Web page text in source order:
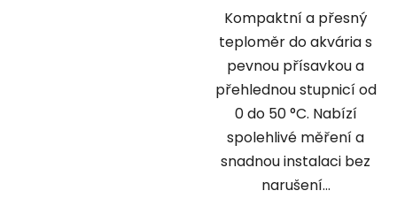
Kompaktní a přesný
teploměr do akvária s
pevnou přísavkou a
přehlednou stupnicí od
0 do 50 °C. Nabízí
spolehlivé měření a
snadnou instalaci bez
narušení...